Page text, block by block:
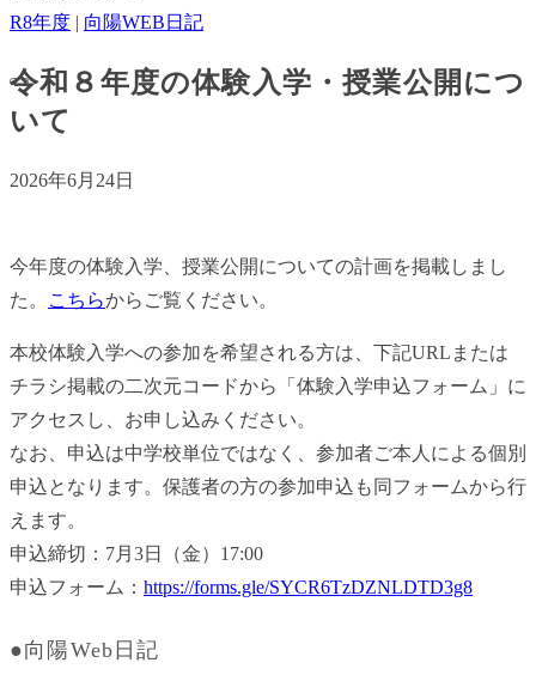
R8年度 | 向陽WEB日記
令和８年度の体験入学・授業公開につ
いて
2026年6月24日
今年度の体験入学、授業公開についての計画を掲載しまし
た。
こちらからご覧ください。
本校体験入学への参加を希望される方は、下記URLまたは
チラシ掲載の二次元コードから「体験入学申込フォーム」に
アクセスし、お申し込みください。
なお、申込は中学校単位ではなく、参加者ご本人による個別
申込となります。保護者の方の参加申込も同フォームから行
えます。
申込締切：7月3日（金）17:00
申込フォーム： https://forms.gle/SYCR6TzDZNLDTD3g8
●向陽Web日記